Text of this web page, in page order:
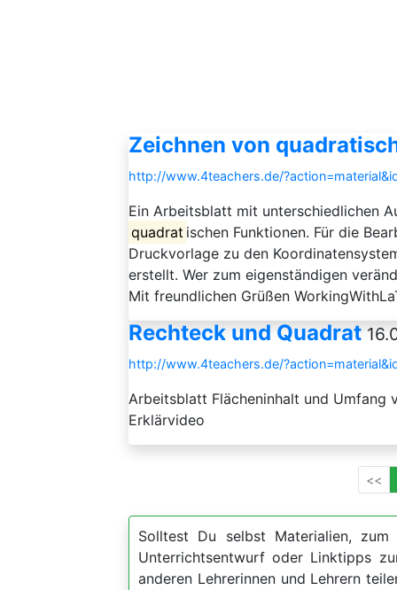
Zeichnen von
http://www.4teachers.de/
Ein Arbeitsblatt mit unterschiedlichen
quadrat ischen Funktionen. Für die
Druckvorlage zu den
erstellt. Wer zum eigenständigen
Mit freundlichen Grüßen
Rechteck und Quadrat
http://www.4teachers.de/
Arbeitsblatt Flächeninhalt und Umfang
Erklärvideo
<<
Solltest Du selbst Materialien,
Unterrichtsentwurf oder Linktipps
anderen Lehrerinnen und Lehrern